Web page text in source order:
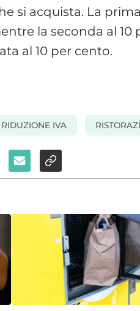
si acquista. La
la seconda al
al 10 per cento.
RIDUZIONE IVA